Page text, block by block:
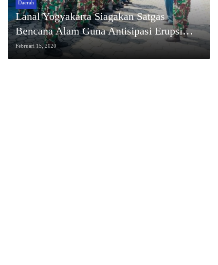
Daerah
Lanal Yogyakarta Siagakan Satgas
Bencana Alam Guna Antisipasi Erupsi
Gunung Merapi
Februari 15, 2020